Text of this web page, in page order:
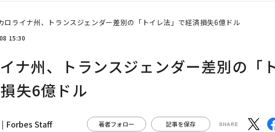
ロライナ州、トランスジェンダー差別の「トイレ法」で経済損失6億ドル
15:30
ナ州、トランスジェンダー差別の「
失6億ドル
Forbes Staff 著者フォロー 記事を保存